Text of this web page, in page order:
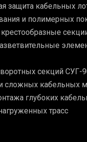
защита кабельных
и полимерных
секций СУГ-
сложных кабельных
глубоких
трасс